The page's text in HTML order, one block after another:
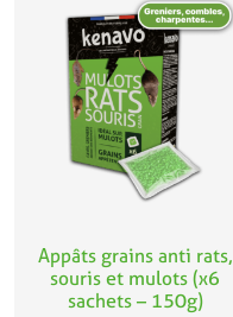
Appâts grains anti rats,
souris et mulots (x6
sachets – 150g)